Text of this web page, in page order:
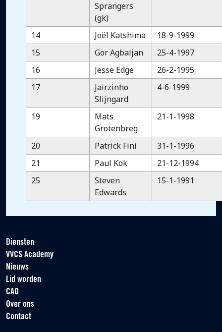
Sprangers
(gk)
14 Joël Katshima
18-9-1999
15
Gor Agbaljan
25-4-1997
16
Jesse Edge
26-2-1995
17
Jairzinho
Slijngard
4-6-1999
19
Mats
Grotenbreg
21-1-1998
20 Patrick Fini
31-1-1996
21
Paul Kok
21-12-1994
25
Steven
Edwards
15-1-1991
Diensten
VVCS Academy
Nieuws
Lid worden
CAO
Over ons
Contact